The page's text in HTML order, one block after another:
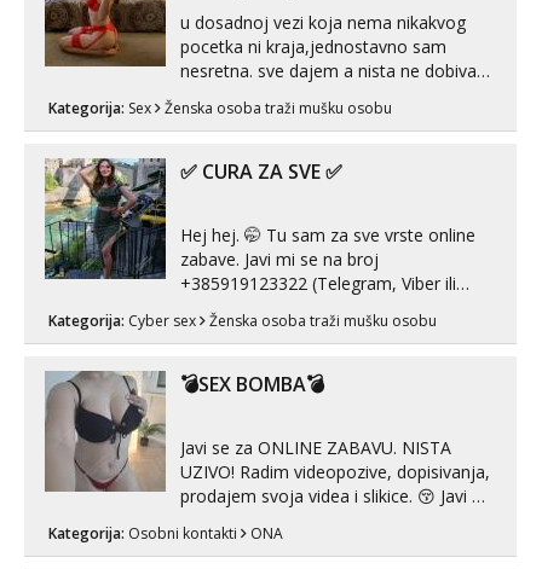
u dosadnoj vezi koja nema nikakvog
pocetka ni kraja,jednostavno sam
nesretna. sve dajem a nista ne dobivam
zadovoljiti moje potrebe,ne trazim puno
volim njezan seks i njezne poljupce po
Kategorija: Sex Ženska osoba traži mušku osobu
✅ CURA ZA SVE ✅
Hej hej. 🤭 Tu sam za sve vrste online
zabave. Javi mi se na broj
+385919123322 (Telegram, Viber ili
Whatsapp). 🤙 NE javljaj se na uzivo.
Hvala.
Kategorija: Cyber sex Ženska osoba traži mušku osobu
💣SEX BOMBA💣
Javi se za ONLINE ZABAVU. NISTA
UZIVO! Radim videopozive, dopisivanja,
prodajem svoja videa i slikice. 😚 Javi mi
Telegram. +385 91 723 0045
Kategorija: Osobni kontakti ONA